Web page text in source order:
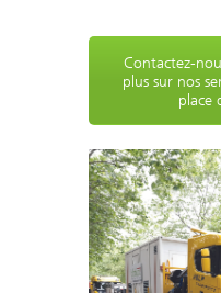
Contactez-
plus sur nos
place